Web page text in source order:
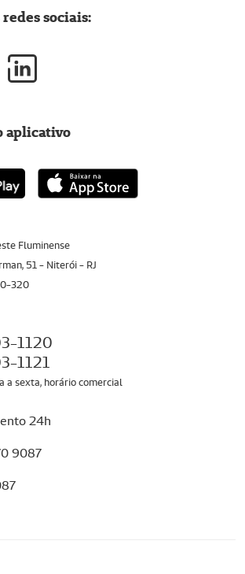
Fluminense
51 - Niterói - RJ
320
1120
1121
a sexta, horário comercial
24h
9087
redes sociais:
aplicativo